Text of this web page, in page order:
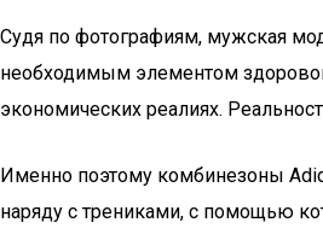
Судя по фотографиям, мужская
необходимым элементом
экономических реалиях.
Именно поэтому комбинезоны
наряду с трениками, с помощью